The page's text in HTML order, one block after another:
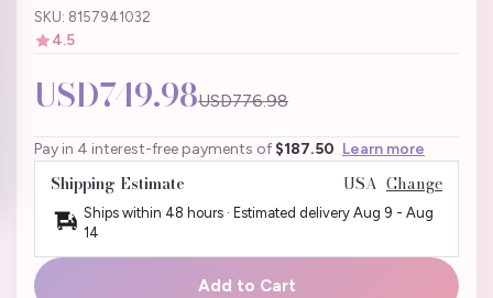
SKU: 8157941032
4.5
USD749.98USD776.98
Pay in 4 interest-free payments of $187.50 Learn more
Shipping Estimate USA Change
Ships within 48 hours · Estimated delivery Aug 9 - Aug
14
Add to Cart